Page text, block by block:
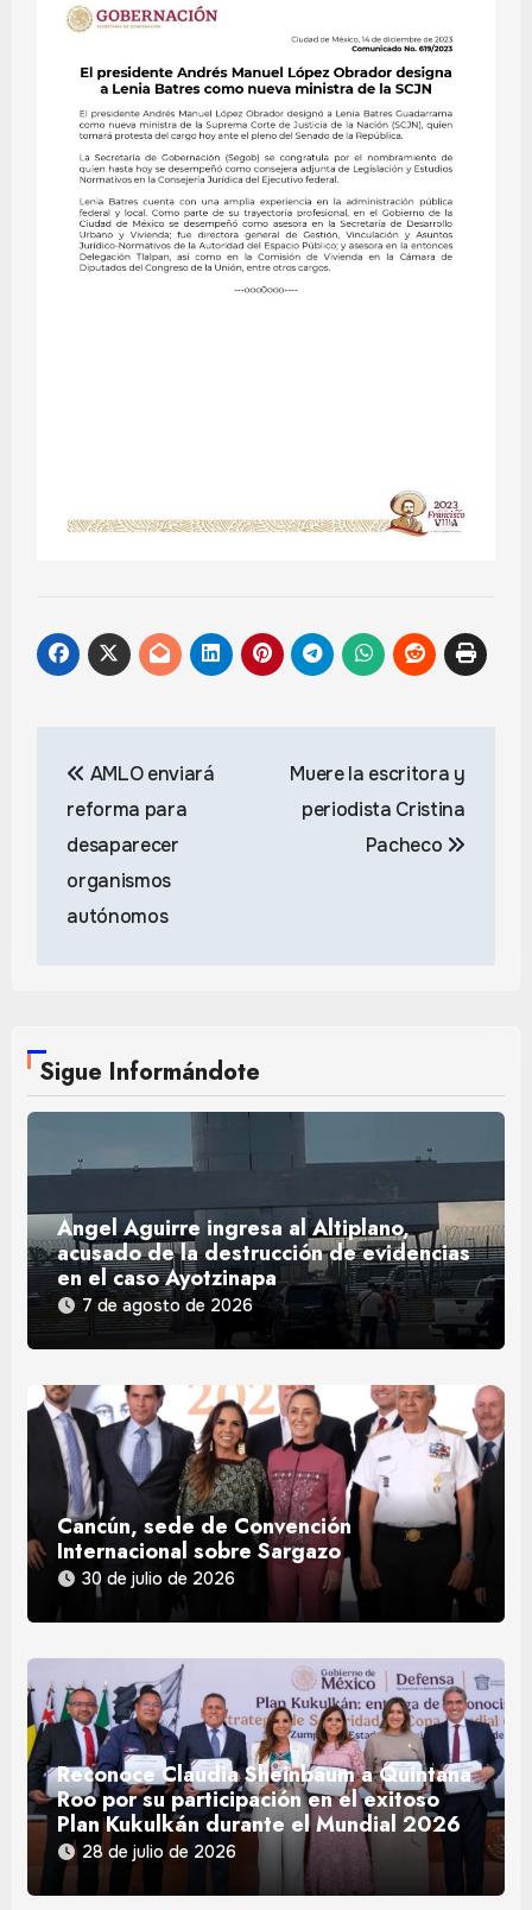
de
entradas
AMLO enviará
reforma para
desaparecer
organismos
autónomos
Muere la escritora y
periodista Cristina
Pacheco
Sigue Informándote
Ángel Aguirre ingresa al Altiplano,
acusado de la destrucción de evidencias
en el caso Ayotzinapa
7 de agosto de 2026
Cancún, sede de Convención
Internacional sobre Sargazo
30 de julio de 2026
Reconoce Claudia Sheinbaum a Quintana
Roo por su participación en el exitoso
Plan Kukulkán durante el Mundial 2026
28 de julio de 2026